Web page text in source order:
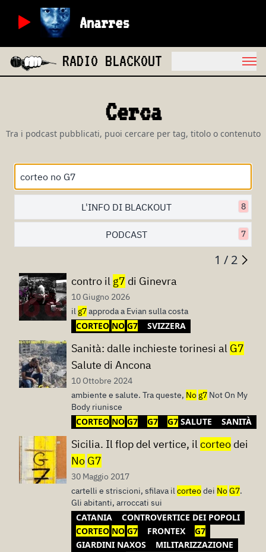
Anarres
RADIO BLACKOUT
Cerca
Tra i podcast pubblicati, puoi cercare per tag, titolo o contenuto
L'INFO DI BLACKOUT 8
PODCAST 7
1 / 2
contro il g7 di Ginevra
10 Giugno 2026
il g7approda a Evian sulla costa
CORTEO NO G7 SVIZZERA
Sanità: dalle inchieste torinesi al G7
Salute di Ancona
10 Ottobre 2024
ambiente e salute. Tra queste, No g7 Not On My
Body riunisce
CORTEO NO G7 G7 G7 SALUTE SANITÀ
Sicilia. Il flop del vertice, ilcorteo dei
No G7
30 Maggio 2017
cartelli e striscioni, sfilava ilcorteodei NoG7.
Gli abitanti, arroccati sui
CATANIA
CONTROVERTICE DEI POPOLI
CORTEO NO G7 FRONTEX
G7
GIARDINI NAXOS
MILITARIZZAZIONE